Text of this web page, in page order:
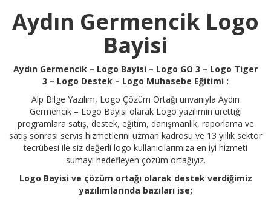
Aydın Germencik Logo
Bayisi
Aydın Germencik – Logo Bayisi – Logo GO 3 – Logo Tiger
3 – Logo Destek – Logo Muhasebe Eğitimi :
Alp Bilge Yazılım, Logo Çözüm Ortağı unvanıyla Aydın
Germencik – Logo Bayisi olarak Logo yazılımın ürettiği
programlara satış, destek, eğitim, danışmanlık, raporlama ve
satış sonrası servis hizmetlerini uzman kadrosu ve 13 yıllık sektör
tecrübesi ile siz değerli logo kullanıcılarımıza en iyi hizmeti
sumayı hedefleyen çözüm ortağıyız.
Logo Bayisi ve çözüm ortağı olarak destek verdiğimiz
yazılımlarında bazıları ise;